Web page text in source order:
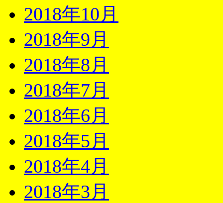
2018年10月
2018年9月
2018年8月
2018年7月
2018年6月
2018年5月
2018年4月
2018年3月